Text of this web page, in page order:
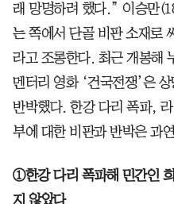
래 망명하려 했다.” 이승만
는 쪽에서 단골 비판 소재로
라고 조롱한다. 최근 개봉해
멘터리 영화 ‘건국전쟁’은
반박했다. 한강 다리 폭파,
부에 대한 비판과 반박은 과
①한강 다리 폭파해 민간인
지 않았다